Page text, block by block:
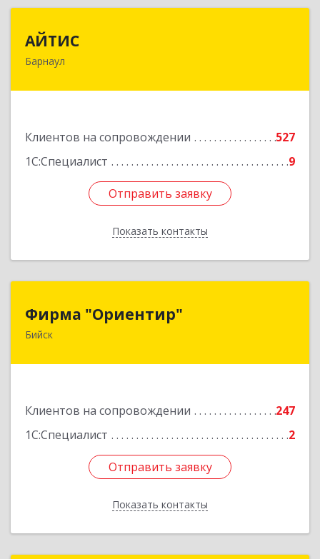
АЙТИС
Барнаул
Клиентов на сопровождении
527
1С:Специалист
9
Отправить заявку
Показать контакты
656067, Алтайский край, Барнаул г, Взлетная ул,
Отправить заявку
Назад
Фирма "Ориентир"
Бийск
Клиентов на сопровождении
247
1С:Специалист
2
Отправить заявку
Показать контакты
659300, Алтайский край, Бийск г, Сергея Кирова
Отправить заявку
Назад